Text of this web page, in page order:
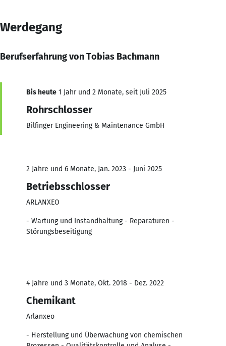
Werdegang
Berufserfahrung von Tobias Bachmann
Bis heute 1 Jahr und 2 Monate, seit Juli 2025
Rohrschlosser
Bilfinger Engineering & Maintenance GmbH
2 Jahre und 6 Monate, Jan. 2023 - Juni 2025
Betriebsschlosser
ARLANXEO
- Wartung und Instandhaltung - Reparaturen -
Störungsbeseitigung
4 Jahre und 3 Monate, Okt. 2018 - Dez. 2022
Chemikant
Arlanxeo
- Herstellung und Überwachung von chemischen